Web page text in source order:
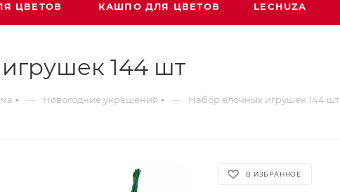
ЦВЕТОВ КАШПО ДЛЯ ЦВЕТОВ LECHUZA
144 шт
— Новогодние украшения — Набор елочных игрушек 144 шт
В ИЗБРАННОЕ